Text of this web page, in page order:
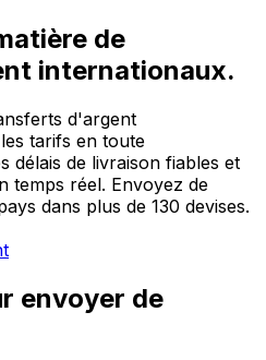
de
internationaux.
d'argent
tarifs en toute
délais de livraison fiables et
temps réel. Envoyez de
dans plus de 130 devises.
envoyer de